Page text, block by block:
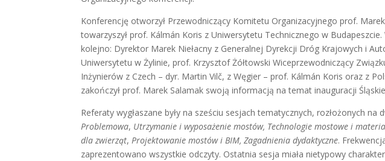
Konferencję otworzył Przewodniczący Komitetu Organizacyjnego prof.
towarzyszył prof. Kálmán Koris z Uniwersytetu Technicznego w
kolejno: Dyrektor Marek Niełacny z Generalnej Dyrekcji Dróg Krajowych i
Uniwersytetu w Żylinie, prof. Krzysztof Żółtowski Wiceprzewodniczący
Inżynierów z Czech – dyr. Martin Vilč, z Węgier – prof. Kálmán Koris oraz z
zakończył prof. Marek Salamak swoją informacją na temat inauguracji
Referaty wygłaszane były na sześciu sesjach tematycznych, rozłożonych na
Problemowa, Utrzymanie i wyposażenie mostów, Technologie mostowe i
dla zwierząt,Projektowanie mostów i BIM, Zagadnienia dydaktyczne.
zaprezentowano wszystkie odczyty. Ostatnia sesja miała nietypowy